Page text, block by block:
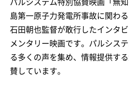
パルシステム特別協賛映画「無
島第一原子力発電所事故に関わ
石田朝也監督が敢行したインタ
メンタリー映画です。パルシス
る多くの声を集め、情報提供す
賛しています。